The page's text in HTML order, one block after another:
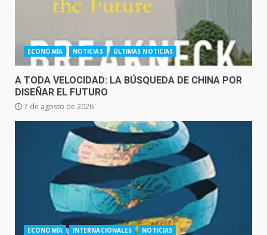
ECONOMÍA NOTICIAS ÚLTIMAS NOTICIAS
A TODA VELOCIDAD: LA BÚSQUEDA DE CHINA POR
DISEÑAR EL FUTURO
7 de agosto de 2026
ECONOMÍA INTERNACIONALES
NOTICIAS